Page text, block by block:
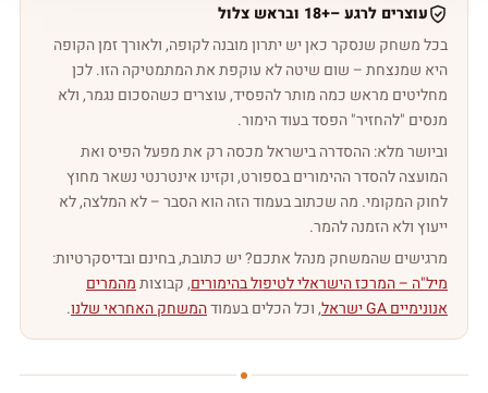
עוצרים לרגע –18+ ‏ ובראש צלול
בכל משחק שנסקר כאן יש יתרון מובנה לקופה, ולאורך זמן הקופה
היא שמנצחת – שום שיטה לא עוקפת את המתמטיקה הזו. לכן
מחליטים מראש כמה מותר להפסיד, עוצרים כשהסכום נגמר, ולא
מנסים "להחזיר" הפסד בעוד הימור.
וביושר מלא: ההסדרה בישראל מכסה רק את מפעל הפיס ואת
המועצה להסדר ההימורים בספורט, וקזינו אינטרנטי נשאר מחוץ
לחוק המקומי. מה שכתוב בעמוד הזה הוא הסבר – לא המלצה, לא
ייעוץ ולא הזמנה להמר.
מרגישים שהמשחק מנהל אתכם? יש כתובת, בחינם ובדיסקרטיות:
מיל"ה – המרכז הישראלי לטיפול בהימורים, קבוצותמהמרים
אנונימיים GA ישראל
, וכל הכלים בעמודהמשחק האחראי שלנו.